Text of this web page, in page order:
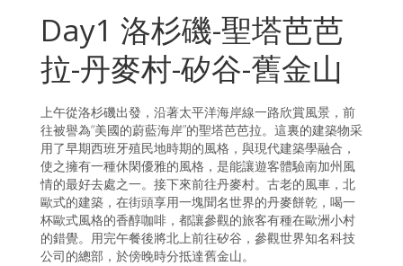
Day1 洛杉磯-聖塔芭芭
拉-丹麥村-矽谷-舊金山
上午從洛杉磯出發，沿著太平洋海岸線一路欣賞風景，前
往被譽為“美國的蔚藍海岸”的聖塔芭芭拉。這裏的建築物采
用了早期西班牙殖民地時期的風格，與現代建築學融合，
使之擁有一種休閑優雅的風格，是能讓遊客體驗南加州風
情的最好去處之一。接下來前往丹麥村。古老的風車，北
歐式的建築，在街頭享用一塊聞名世界的丹麥餅乾，喝一
杯歐式風格的香醇咖啡，都讓參觀的旅客有種在歐洲小村
的錯覺。用完午餐後將北上前往矽谷，參觀世界知名科技
公司的總部，於傍晚時分抵達舊金山。